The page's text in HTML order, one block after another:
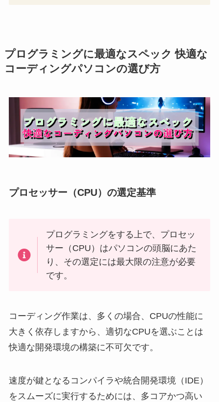
プログラミングに最適なスペック 快適な
コーディングパソコンの選び方
プロセッサー（CPU）の選定基準
プログラミングをする上で、プロセッ
サー（CPU）はパソコンの頭脳にあた
り、その選定には最大限の注意が必要
です。
コーディング作業は、多くの場合、CPUの性能に
大きく依存しますから、適切なCPUを選ぶことは
快適な開発環境の構築に不可欠です。
速度が鍵となるコンパイラや統合開発環境（IDE）
をスムーズに実行するためには、多コアかつ高い